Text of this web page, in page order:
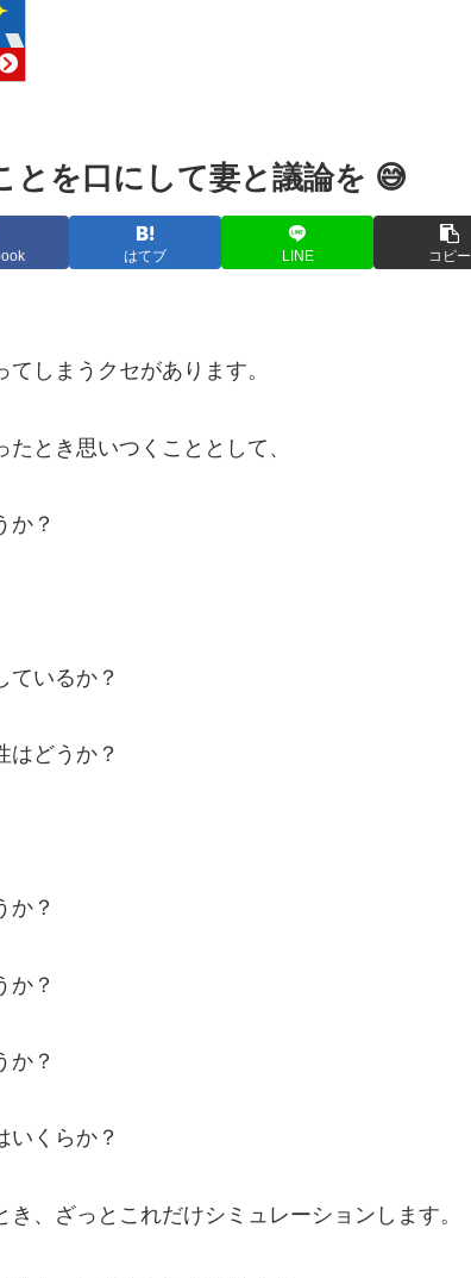
とを口にして妻と議論を 😅
はてブ LINE コピー
しまうクセがあります。
とき思いつくこととして、
か？
ているか？
はどうか？
か？
か？
か？
いくらか？
き、ざっとこれだけシミュレーションします。